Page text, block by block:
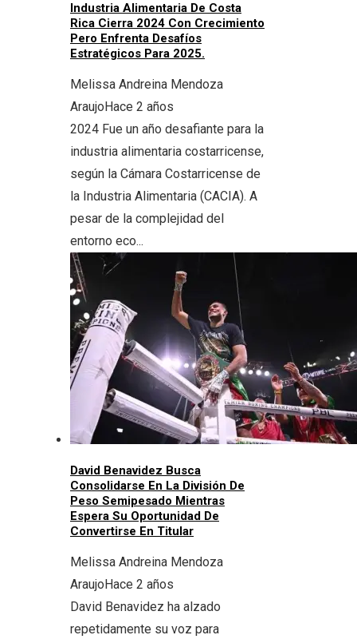
Industria Alimentaria De Costa
Rica Cierra 2024 Con Crecimiento
Pero Enfrenta Desafíos
Estratégicos Para 2025.
Melissa Andreina Mendoza
AraujoHace 2 años
2024 Fue un año desafiante para la
industria alimentaria costarricense,
según la Cámara Costarricense de
la Industria Alimentaria (CACIA). A
pesar de la complejidad del
entorno eco...
David Benavidez Busca
Consolidarse En La División De
Peso Semipesado Mientras
Espera Su Oportunidad De
Convertirse En Titular
Melissa Andreina Mendoza
AraujoHace 2 años
David Benavidez ha alzado
repetidamente su voz para